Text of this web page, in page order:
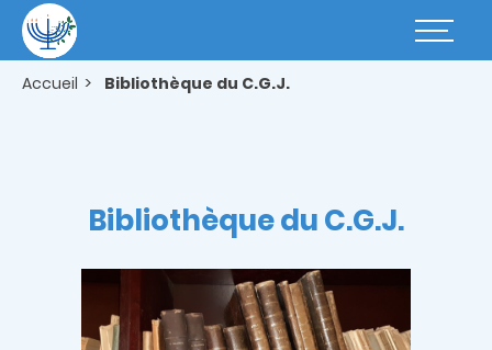
contenu
principal
Basculer
Accueil Bibliothèque du C.G.J.
Bibliothèque du C.G.J.